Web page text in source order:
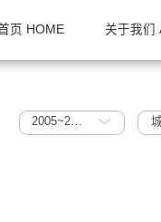
首页 HOME 关
2005~2010